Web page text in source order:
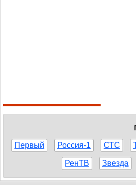
Первый Россия-1 СТС
РенТВ Звезда